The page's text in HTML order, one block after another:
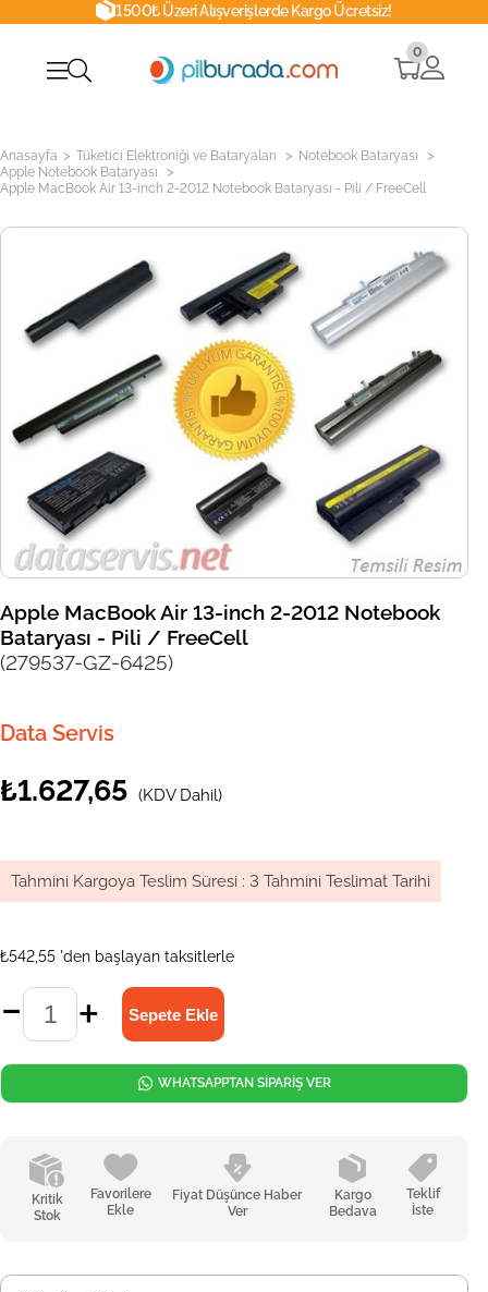
1500₺ Üzeri Alışverişlerde Kargo Ücretsiz!
0
Anasayfa > Tüketici Elektroniği ve Bataryaları > Notebook Bataryası >
Apple Notebook Bataryası >
Apple MacBook Air 13-inch 2-2012 Notebook Bataryası - Pili / FreeCell
Apple MacBook Air 13-inch 2-2012 Notebook
Bataryası - Pili / FreeCell
(279537-GZ-6425)
Data Servis
₺1.627,65 (KDV Dahil)
Tahmini Kargoya Teslim Süresi : 3 Tahmini Teslimat Tarihi
₺542,55 'den başlayan taksitlerle
Kritik
Stok
Favorilere
Ekle
Fiyat Düşünce Haber
Ver
Kargo
Bedava
Teklif
İste
WHATSAPPTAN SİPARİŞ VER